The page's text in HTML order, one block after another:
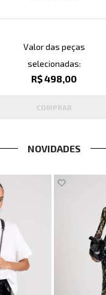
Valor das peças
selecionadas:
R$ 498,00
COMPRAR
NOVIDADES